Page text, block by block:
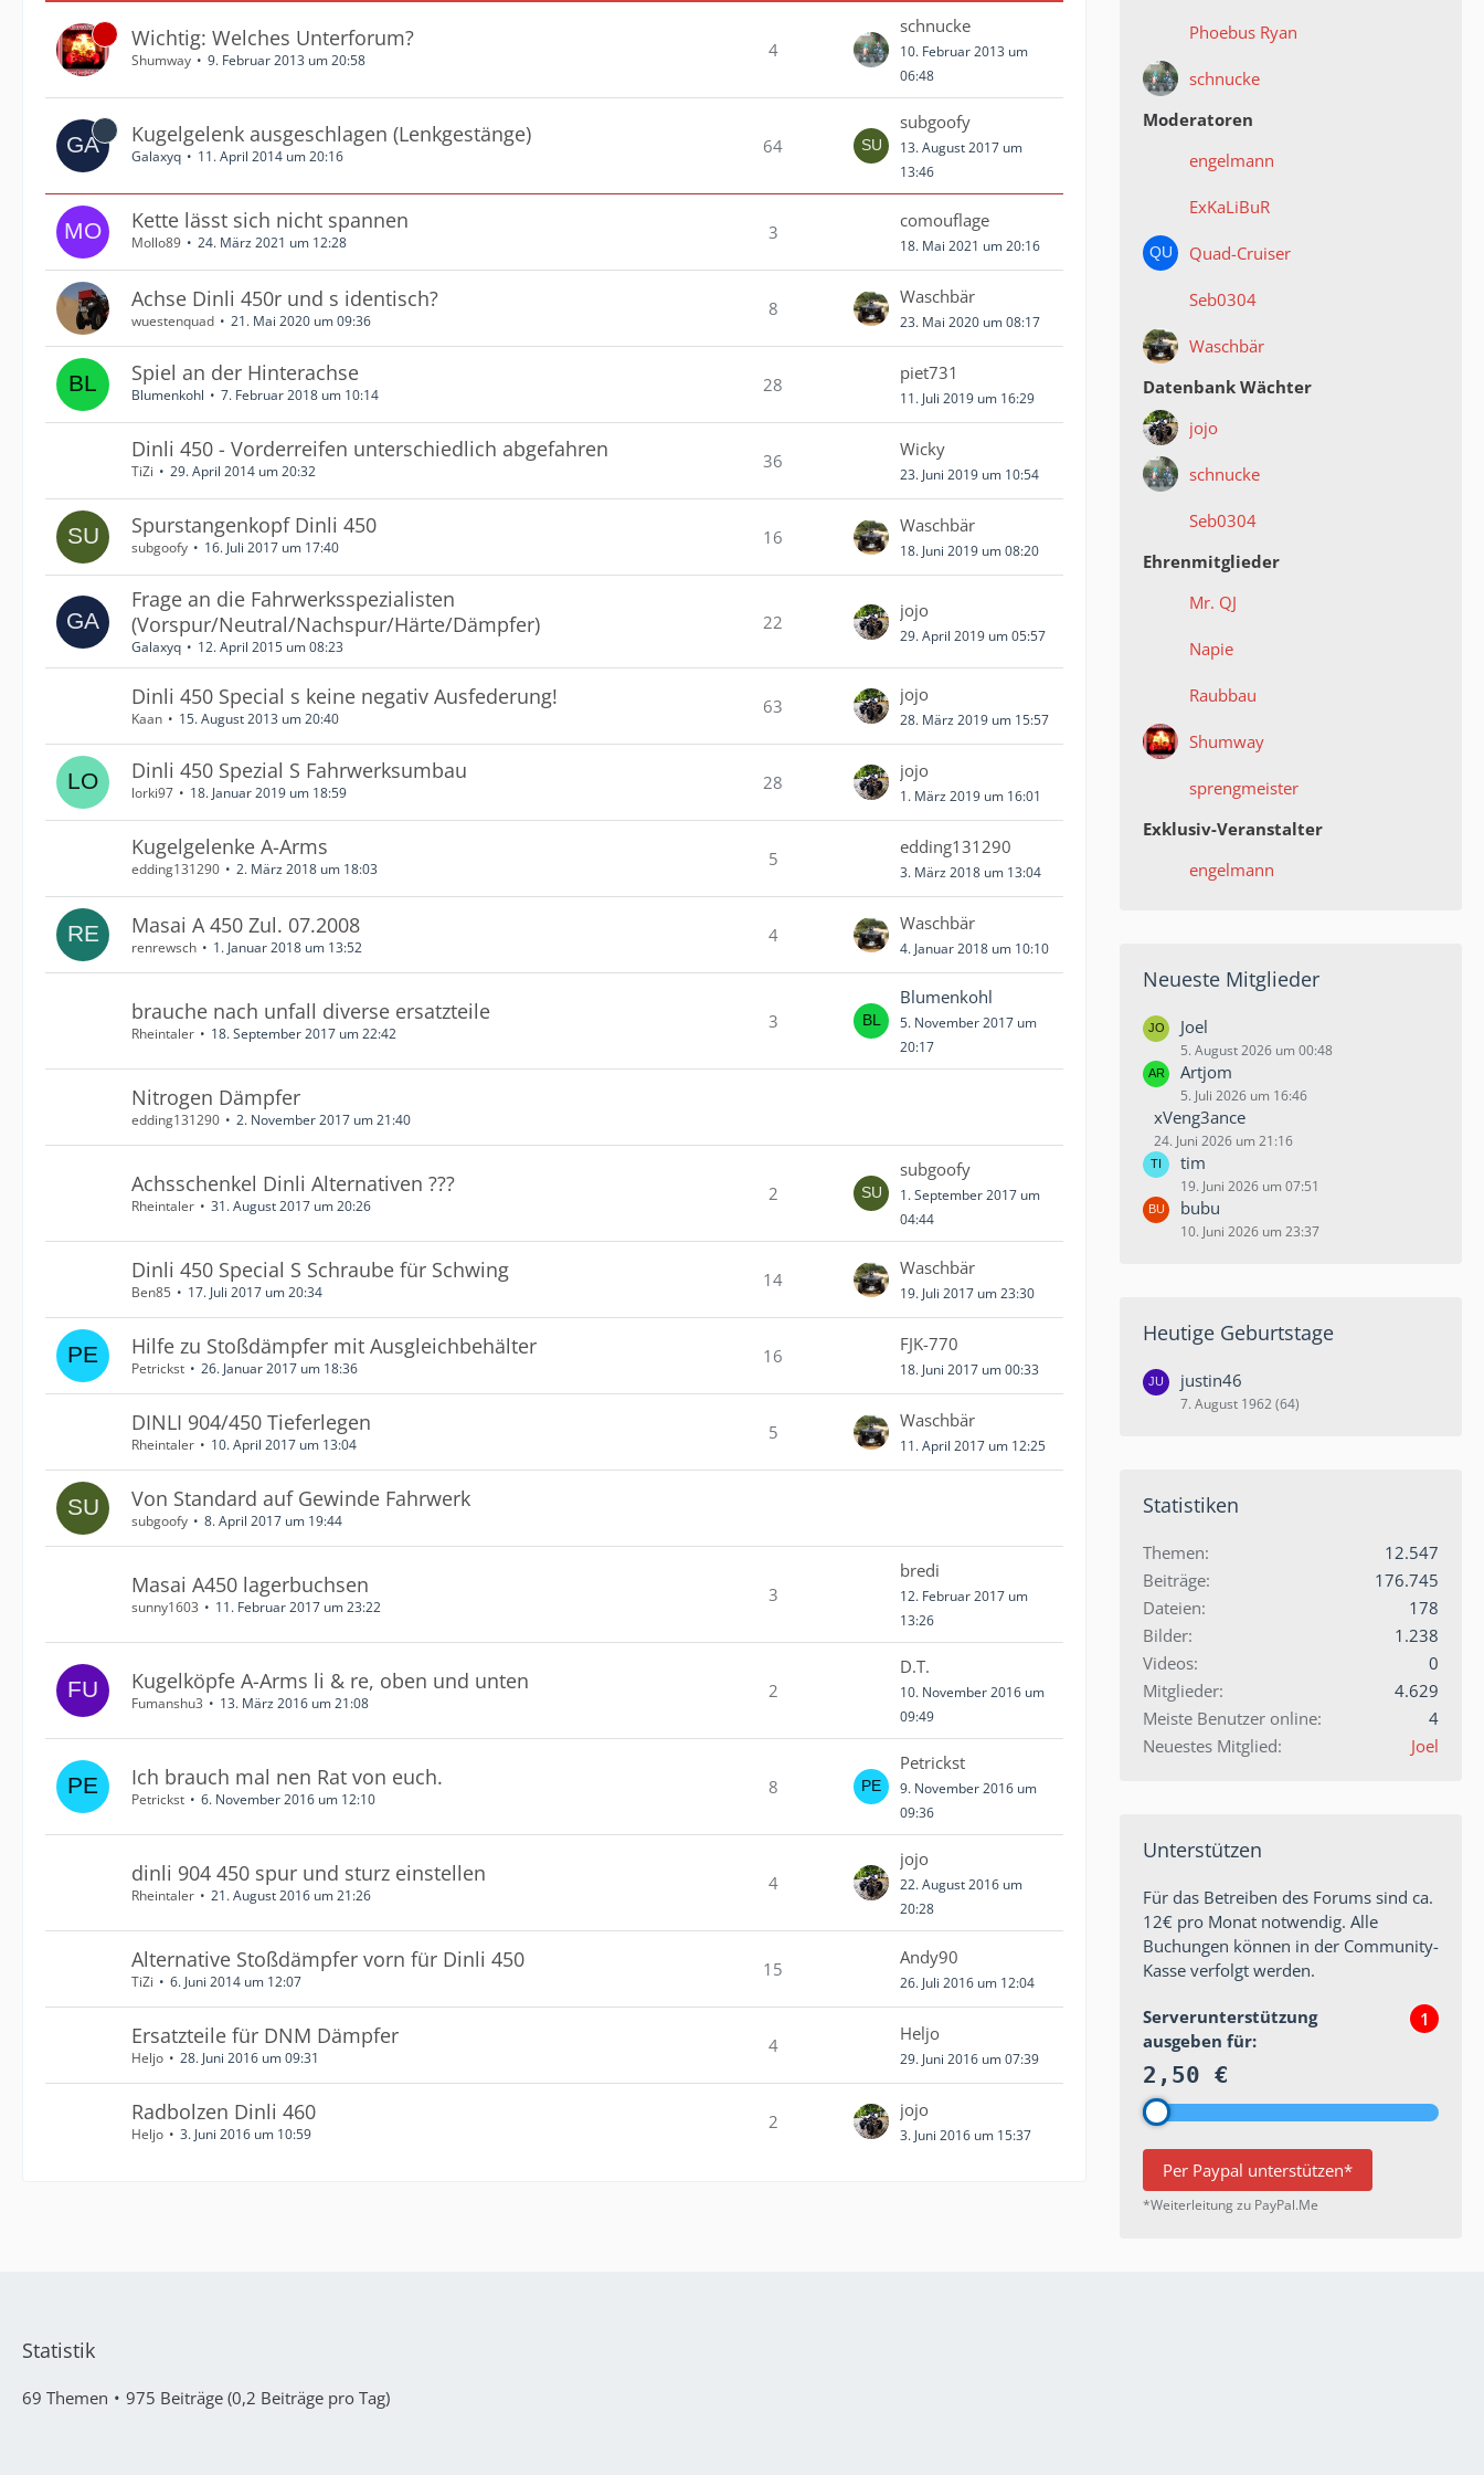
Wichtig: Welches Unterforum?
Shumway 9. Februar 2013 um 20:58 4
schnucke
10. Februar 2013 um
06:48
Kugelgelenk ausgeschlagen (Lenkgestänge)
Galaxyq 11. April 2014 um 20:16 64
subgoofy
13. August 2017 um
13:46
Kette lässt sich nicht spannen
Mollo89 24. März 2021 um 12:28 3
comouflage
18. Mai 2021 um 20:16
Achse Dinli 450r und s identisch?
wuestenquad 21. Mai 2020 um 09:36
8
Waschbär
23. Mai 2020 um 08:17
Spiel an der Hinterachse
Blumenkohl 7. Februar 2018 um 10:14 28
piet731
11. Juli 2019 um 16:29
Dinli 450 - Vorderreifen unterschiedlich abgefahren
TiZi 29. April 2014 um 20:32 36
Wicky
23. Juni 2019 um 10:54
Spurstangenkopf Dinli 450
subgoofy 16. Juli 2017 um 17:40 16
Waschbär
18. Juni 2019 um 08:20
Frage an die Fahrwerksspezialisten
(Vorspur/Neutral/Nachspur/Härte/Dämpfer)
Galaxyq 12. April 2015 um 08:23
22
jojo
29. April 2019 um 05:57
Dinli 450 Special s keine negativ Ausfederung!
Kaan 15. August 2013 um 20:40
63
jojo
28. März 2019 um 15:57
Dinli 450 Spezial S Fahrwerksumbau
lorki97 18. Januar 2019 um 18:59 28
jojo
1. März 2019 um 16:01
Kugelgelenke A-Arms
edding131290 2. März 2018 um 18:03 5
edding131290
3. März 2018 um 13:04
Masai A 450 Zul. 07.2008
renrewsch 1. Januar 2018 um 13:52
4
Waschbär
4. Januar 2018 um 10:10
brauche nach unfall diverse ersatzteile
Rheintaler 18. September 2017 um 22:42
3
Blumenkohl
5. November 2017 um
20:17
Nitrogen Dämpfer
edding131290 2. November 2017 um 21:40
Achsschenkel Dinli Alternativen ???
Rheintaler 31. August 2017 um 20:26
2
subgoofy
1. September 2017 um
04:44
Dinli 450 Special S Schraube für Schwing
Ben85 17. Juli 2017 um 20:34
14
Waschbär
19. Juli 2017 um 23:30
Hilfe zu Stoßdämpfer mit Ausgleichbehälter
Petrickst 26. Januar 2017 um 18:36
16
FJK-770
18. Juni 2017 um 00:33
DINLI 904/450 Tieferlegen
Rheintaler 10. April 2017 um 13:04
5
Waschbär
11. April 2017 um 12:25
Von Standard auf Gewinde Fahrwerk
subgoofy 8. April 2017 um 19:44
Masai A450 lagerbuchsen
sunny1603 11. Februar 2017 um 23:22
3
bredi
12. Februar 2017 um
13:26
Kugelköpfe A-Arms li & re, oben und unten
Fumanshu3 13. März 2016 um 21:08
2
D.T.
10. November 2016 um
09:49
Ich brauch mal nen Rat von euch.
Petrickst 6. November 2016 um 12:10
8
Petrickst
9. November 2016 um
09:36
dinli 904 450 spur und sturz einstellen
Rheintaler 21. August 2016 um 21:26
4
jojo
22. August 2016 um
20:28
Alternative Stoßdämpfer vorn für Dinli 450
TiZi 6. Juni 2014 um 12:07
15
Andy90
26. Juli 2016 um 12:04
Ersatzteile für DNM Dämpfer
Heljo 28. Juni 2016 um 09:31
4
Heljo
29. Juni 2016 um 07:39
Radbolzen Dinli 460
Heljo 3. Juni 2016 um 10:59
2
jojo
3. Juni 2016 um 15:37
Phoebus Ryan
schnucke
Moderatoren
engelmann
ExKaLiBuR
Quad-Cruiser
Seb0304
Waschbär
Datenbank Wächter
jojo
schnucke
Seb0304
Ehrenmitglieder
Mr. QJ
Napie
Raubbau
Shumway
sprengmeister
Exklusiv-Veranstalter
engelmann
Neueste Mitglieder
Joel
5. August 2026 um 00:48
Artjom
5. Juli 2026 um 16:46
xVeng3ance
24. Juni 2026 um 21:16
tim
19. Juni 2026 um 07:51
bubu
10. Juni 2026 um 23:37
Heutige Geburtstage
justin46
7. August 1962 (64)
Statistiken
Themen
12.547
Beiträge
176.745
Dateien
178
Bilder
1.238
Videos
0
Mitglieder
4.629
Meiste Benutzer online
4
Neuestes Mitglied
Joel
Unterstützen
Für das Betreiben des Forums sind ca.
12€ pro Monat notwendig. Alle
Buchungen können in der Community-
Kasse verfolgt werden.
Serverunterstützung
ausgeben für:
2,50 €
1
Per Paypal unterstützen*
*Weiterleitung zu PayPal.Me
Statistik
69 Themen 975 Beiträge (0,2 Beiträge pro Tag)